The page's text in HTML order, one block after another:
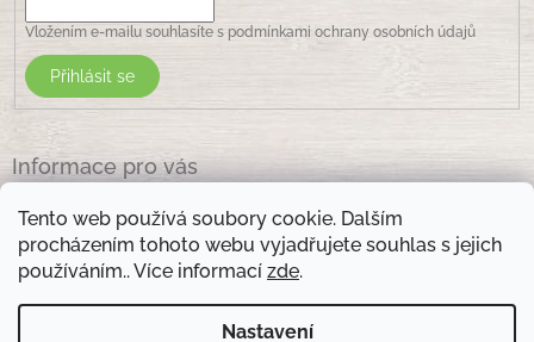
Tento web používá soubory cookie. Dalším
procházením tohoto webu vyjadřujete souhlas s jejich
používáním.. Více informací zde.
Nastavení
Vložením e-mailu souhlasíte s podmínkami ochrany osobních údajů
Přihlásit se
Informace pro vás
Obchodní podmínky
Podmínky ochrany osobních údajů
Kontakty